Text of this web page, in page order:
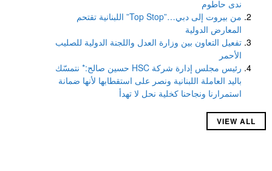
ندى حاطوم
من بيروت إلى دبي…”Top Stop” اللبنانية تقتحم
المعارض الدولية
تفعيل التعاون بين وزارة العدل واللجنة الدولية للصليب
الأحمر
رئيس مجلس إدارة شركة HSC حسين صالح:* نتمسّك
باليد العاملة اللبنانية ونصر على استقطابها لأنها ضمانة
استمرارنا ونجاحنا كخلية نحل لا تهدأ
VIEW ALL